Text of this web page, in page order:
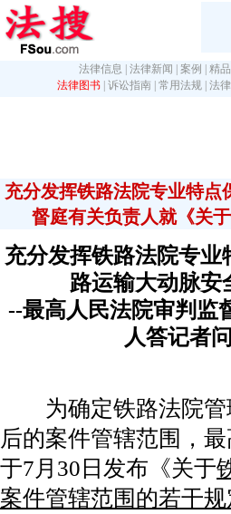
法律信息 法律新闻 案例 精
法律图书 诉讼指南 常用法规 法
充分发挥铁路法院专业特
督庭有关负责人就《关
充分发挥铁路法院专
路运输大动脉安
--最高人民法院审判监
人答记者问
为确定铁路法院管
后的案件管辖范围，
于7月30日发布《关于
案件管辖范围的若干规